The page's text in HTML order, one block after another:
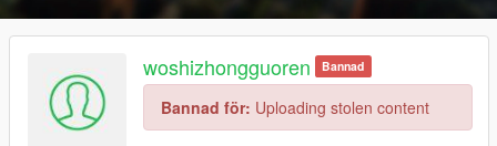
woshizhongguoren Bannad
Bannad för: Uploading stolen content